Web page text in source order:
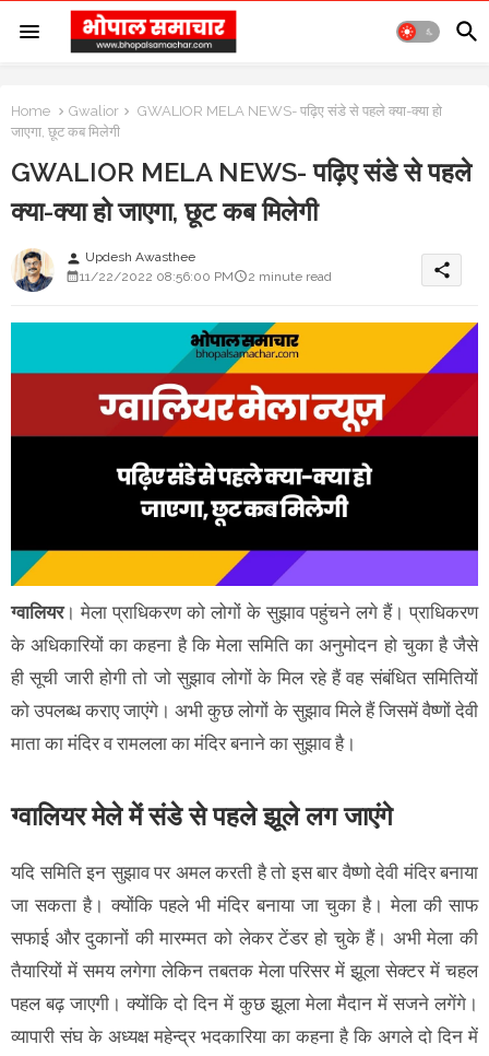
Home Gwalior
GWALIOR MELA NEWS- पढ़िए संडे से पहले क्या-क्या हो
जाएगा, छूट कब मिलेगी
GWALIOR MELA NEWS- पढ़िए संडे से पहले
क्या-क्या हो जाएगा, छूट कब मिलेगी
person Updesh Awasthee
11/22/2022 08:56:00 PM
2 minute read share
ग्वालियर। मेला प्राधिकरण को लोगों के सुझाव पहुंचने लगे हैं। प्राधिकरण
के अधिकारियों का कहना है कि मेला समिति का अनुमोदन हो चुका है जैसे
ही सूची जारी होगी तो जो सुझाव लोगों के मिल रहे हैं वह संबंधित समितियों
को उपलब्ध कराए जाएंगे। अभी कुछ लोगों के सुझाव मिले हैं जिसमें वैष्णों देवी
माता का मंदिर व रामलला का मंदिर बनाने का सुझाव है।
ग्वालियर मेले में संडे से पहले झूले लग जाएंगे
यदि समिति इन सुझाव पर अमल करती है तो इस बार वैष्णो देवी मंदिर बनाया
जा सकता है। क्योंकि पहले भी मंदिर बनाया जा चुका है। मेला की साफ
सफाई और दुकानों की मारम्मत को लेकर टेंडर हो चुके हैं। अभी मेला की
तैयारियों में समय लगेगा लेकिन तबतक मेला परिसर में झूला सेक्टर में चहल
पहल बढ़ जाएगी। क्योंकि दो दिन में कुछ झूला मेला मैदान में सजने लगेंगे।
व्यापारी संघ के अध्यक्ष महेन्द्र भदकारिया का कहना है कि अगले दो दिन में